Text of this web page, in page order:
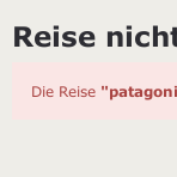
Reise
Die Reise